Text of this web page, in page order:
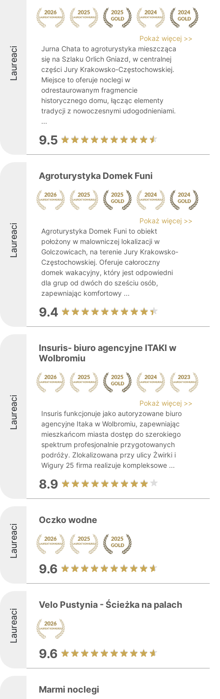
Laureaci
Pokaż więcej >>
Jurna Chata to agroturystyka mieszcząca
się na Szlaku Orlich Gniazd, w centralnej
części Jury Krakowsko-Częstochowskiej.
Miejsce to oferuje noclegi w
odrestaurowanym fragmencie
historycznego domu, łącząc elementy
tradycji z nowoczesnymi udogodnieniami.
...
9.5
Laureaci
Agroturystyka Domek Funi
Pokaż więcej >>
Agroturystyka Domek Funi to obiekt
położony w malowniczej lokalizacji w
Golczowicach, na terenie Jury Krakowsko-
Częstochowskiej. Oferuje całoroczny
domek wakacyjny, który jest odpowiedni
dla grup od dwóch do sześciu osób,
zapewniając komfortowy ...
9.4
Laureaci
Insuris- biuro agencyjne ITAKI w
Wolbromiu
Pokaż więcej >>
Insuris funkcjonuje jako autoryzowane biuro
agencyjne Itaka w Wolbromiu, zapewniając
mieszkańcom miasta dostęp do szerokiego
spektrum profesjonalnie przygotowanych
podróży. Zlokalizowana przy ulicy Żwirki i
Wigury 25 firma realizuje kompleksowe ...
8.9
Laureaci
Oczko wodne
9.6
Laureaci
Velo Pustynia - Ścieżka na palach
9.6
Marmi noclegi